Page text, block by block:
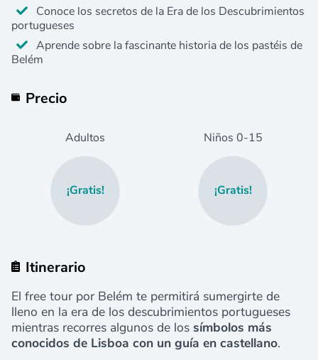
Conoce los secretos de la Era de los Descubrimientos
portugueses
Aprende sobre la fascinante historia de los pastéis de
Belém
Precio
Adultos
¡Gratis!
Niños 0-15
¡Gratis!
Itinerario
El free tour por Belém te permitirá sumergirte de
lleno en la era de los descubrimientos portugueses
mientras recorres algunos de los símbolos más
conocidos de Lisboa con un guía en castellano.